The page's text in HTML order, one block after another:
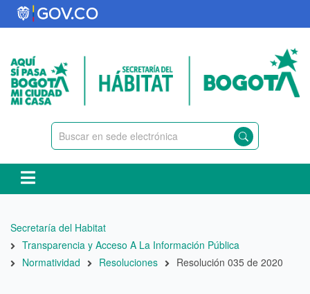
Pasar
al
principal
Ruta
de
navegación
Secretaría del Habitat
Transparencia y Acceso A La Información Pública
Normatividad
Resoluciones Resolución 035 de 2020